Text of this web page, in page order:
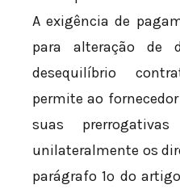
A exigência de
para alteração de
desequilíbrio
permite ao
suas
unilateralmente os
parágrafo 1º do